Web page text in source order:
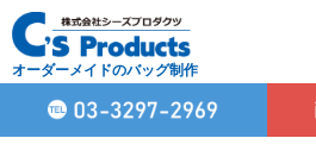
オーダーメイドのバッグ制作